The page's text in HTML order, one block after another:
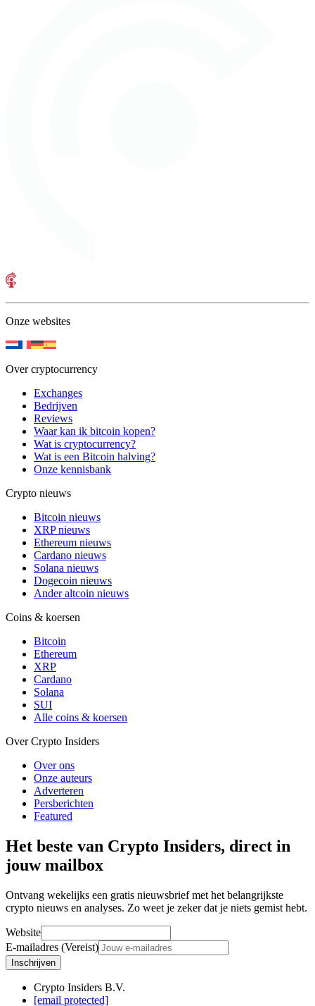
Onze websites
Over cryptocurrency
Exchanges
Bedrijven
Reviews
Waar kan ik bitcoin kopen?
Wat is cryptocurrency?
Wat is een Bitcoin halving?
Onze kennisbank
Crypto nieuws
Bitcoin nieuws
XRP nieuws
Ethereum nieuws
Cardano nieuws
Solana nieuws
Dogecoin nieuws
Ander altcoin nieuws
Coins & koersen
Bitcoin
Ethereum
XRP
Cardano
Solana
SUI
Alle coins & koersen
Over Crypto Insiders
Over ons
Onze auteurs
Adverteren
Persberichten
Featured
Het beste van Crypto Insiders, direct in
jouw mailbox
Ontvang wekelijks een gratis nieuwsbrief met het belangrijkste
crypto nieuws en analyses. Zo weet je zeker dat je niets gemist hebt.
Website
E-mailadres (Vereist)
Inschrijven
Crypto Insiders B.V.
[email protected]